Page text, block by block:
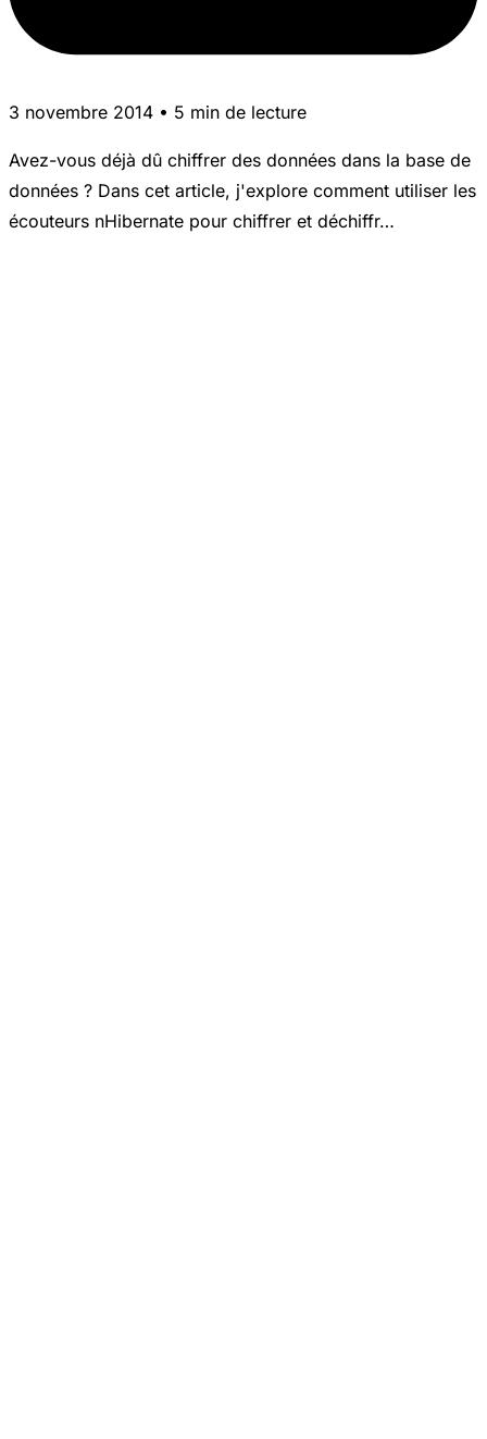
3 novembre 2014 • 5 min de lecture
Avez-vous déjà dû chiffrer des données dans la base de
données ? Dans cet article, j'explore comment utiliser les
écouteurs nHibernate pour chiffrer et déchiffr…